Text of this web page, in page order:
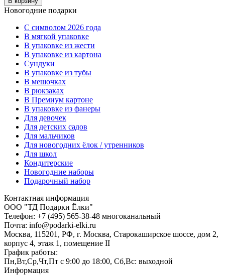
Новогодние подарки
C символом 2026 года
В мягкой упаковке
В упаковке из жести
В упаковке из картона
Сундуки
В упаковке из тубы
В мешочках
В рюкзаках
В Премиум картоне
В упаковке из фанеры
Для девочек
Для детских садов
Для мальчиков
Для новогодних ёлок / утренников
Для школ
Кондитерские
Новогодние наборы
Подарочный набор
Контактная информация
ООО "ТД Подарки Ёлки"
Телефон: +7 (495) 565-38-48 многоканальный
Почта: info@podarki-elki.ru
Москва, 115201, РФ, г. Москва, Старокаширское шоссе, дом 2,
корпус 4, этаж 1, помещение II
График работы:
Пн,Вт,Ср,Чт,Пт с 9:00 до 18:00, Сб,Вс: выходной
Информация